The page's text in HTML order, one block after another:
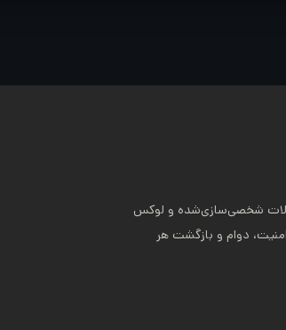
شخصی‌سازی‌شده و لوکس
دوام و بازگشت هر